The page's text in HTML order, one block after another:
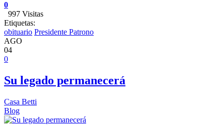
0
997 Visitas
Etiquetas:
obituario Presidente Patrono
AGO
04
0
Su legado permanecerá
Casa Betti
Blog